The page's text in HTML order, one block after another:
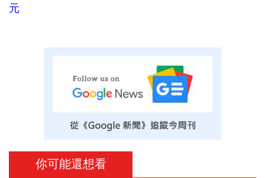
元
你可能還想看